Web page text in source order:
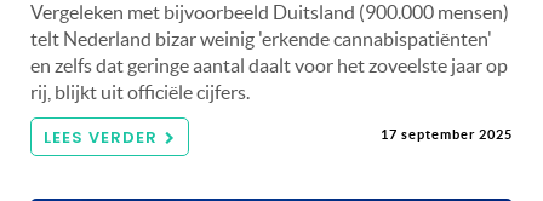
Vergeleken met bijvoorbeeld Duitsland (900.000 mensen)
telt Nederland bizar weinig 'erkende cannabispatiënten'
en zelfs dat geringe aantal daalt voor het zoveelste jaar op
rij, blijkt uit officiële cijfers.
LEES VERDER 17 september 2025